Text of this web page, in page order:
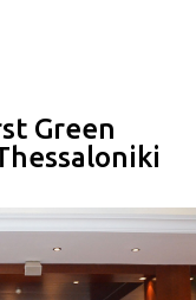
Green